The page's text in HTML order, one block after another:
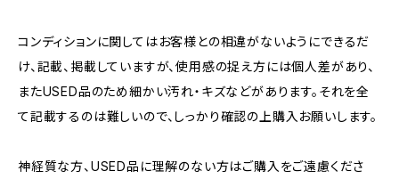
コンディションに関してはお客様との相違がないようにできるだ
け、記載、掲載していますが、使用感の捉え方には個人差があり、
またUSED品のため細かい汚れ・キズなどがあります。それを全
て記載するのは難しいので、しっかり確認の上購入お願いします。
神経質な方、USED品に理解のない方はご購入をご遠慮くださ